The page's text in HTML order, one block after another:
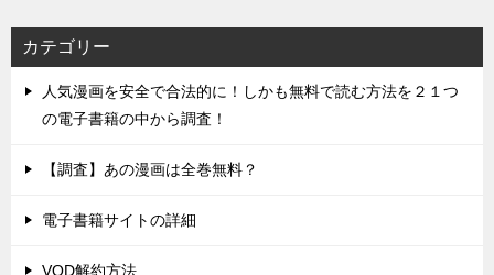
カテゴリー
人気漫画を安全で合法的に！しかも無料で読む方法を２１つ
の電子書籍の中から調査！
【調査】あの漫画は全巻無料？
電子書籍サイトの詳細
VOD解約方法